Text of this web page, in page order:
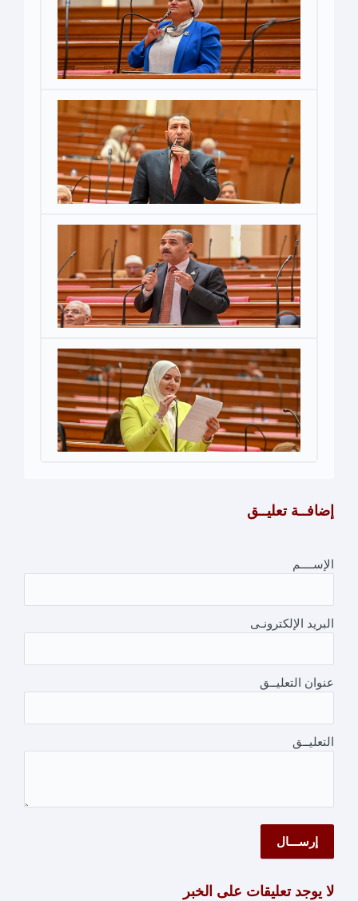
إضافــة تعليــق
الإســــم
البريد الإلكترونـى
عنوان التعليــق
التعليــق
لا يوجد تعليقات على الخبر